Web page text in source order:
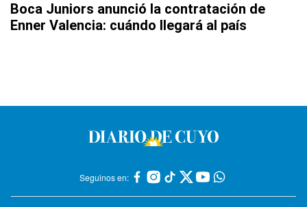
Boca Juniors anunció la contratación de
Enner Valencia: cuándo llegará al país
Seguinos en: